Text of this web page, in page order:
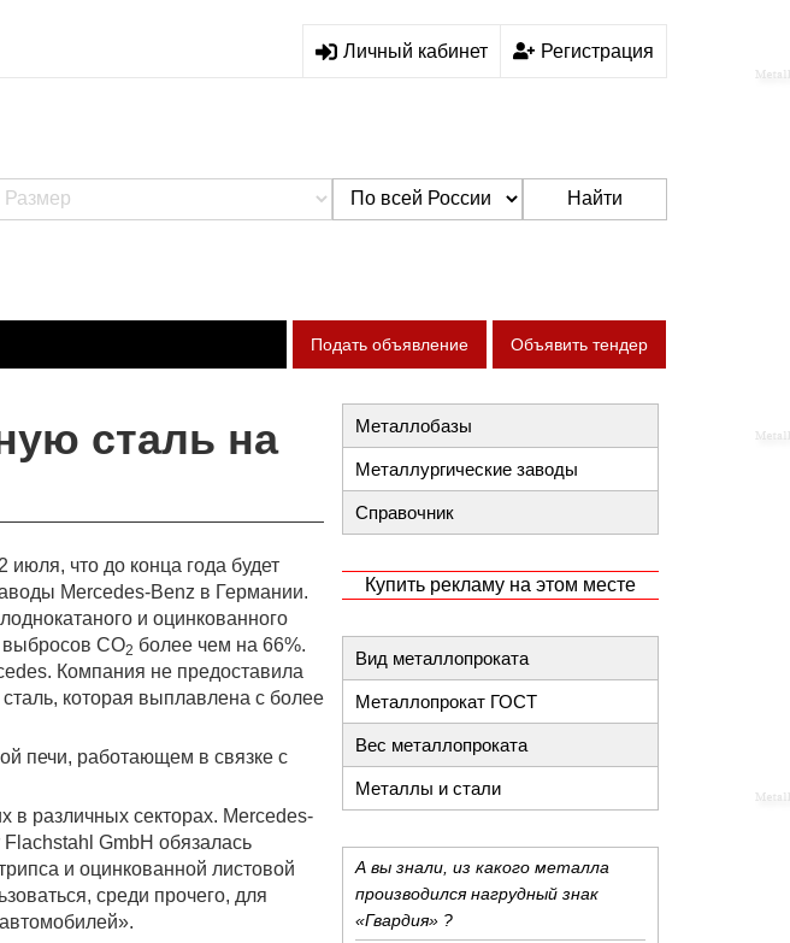
Личный кабинет Регистрация
Найти
Подать объявление Объявить тендер
сталь на
что до конца года будет
Mercedes-Benz в Германии.
и оцинкованного
выбросов CO2 более чем на 66%.
Компания не предоставила
которая выплавлена с более
печи, работающем в связке с
в различных секторах. Mercedes-
GmbH обязалась
и оцинкованной листовой
среди прочего, для
Металлобазы
Металлургические заводы
Справочник
Купить рекламу на этом месте
Вид металлопроката
Металлопрокат ГОСТ
Вес металлопроката
Металлы и стали
А вы знали, из какого металла
производился нагрудный знак
«Гвардия» ?